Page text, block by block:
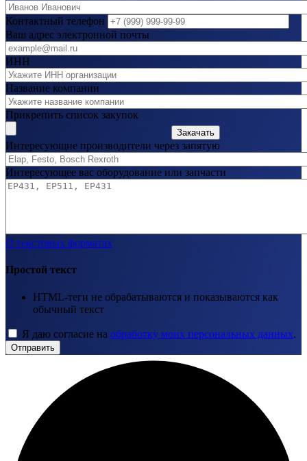
Контактный телефон
Ваш адрес электронной почты
ИНН
Название компании
Прикрепить список закупок
Закачать
Интересующие производители через запятую
Интересующее вас оборудование или запчасти
О текстовых форматах
Простой текст
HTML-теги не обрабатываются и показываются как
обычный текст
Я даю согласие на обработку моих персональных данных.
Отправить